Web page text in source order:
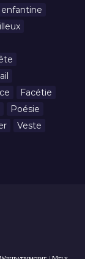
Facétie
Poésie
Veste